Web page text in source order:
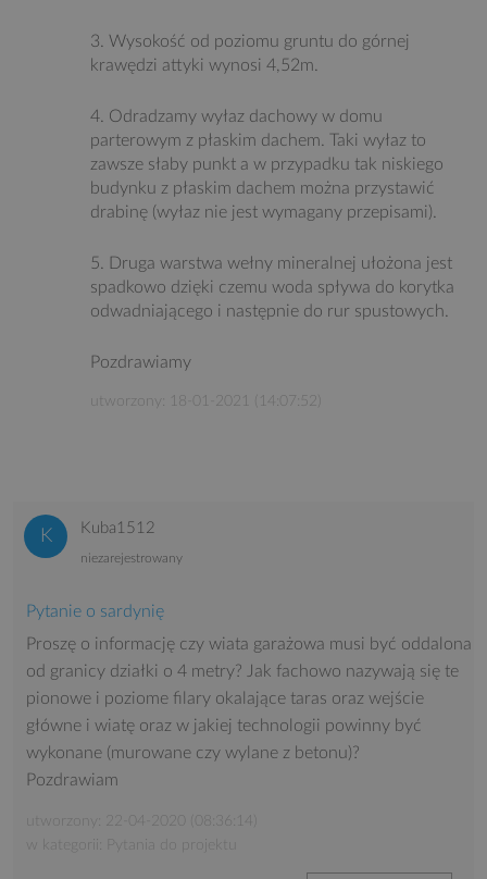
3. Wysokość od poziomu gruntu do górnej
krawędzi attyki wynosi 4,52m.
4. Odradzamy wyłaz dachowy w domu
parterowym z płaskim dachem. Taki wyłaz to
zawsze słaby punkt a w przypadku tak niskiego
budynku z płaskim dachem można przystawić
drabinę (wyłaz nie jest wymagany przepisami).
5. Druga warstwa wełny mineralnej ułożona jest
spadkowo dzięki czemu woda spływa do korytka
odwadniającego i następnie do rur spustowych.
Pozdrawiamy
utworzony: 18-01-2021 (14:07:52)
Kuba1512
niezarejestrowany
Pytanie o sardynię
Proszę o informację czy wiata garażowa musi być oddalona
od granicy działki o 4 metry? Jak fachowo nazywają się te
pionowe i poziome filary okalające taras oraz wejście
główne i wiatę oraz w jakiej technologii powinny być
wykonane (murowane czy wylane z betonu)?
Pozdrawiam
utworzony: 22-04-2020 (08:36:14)
w kategorii: Pytania do projektu